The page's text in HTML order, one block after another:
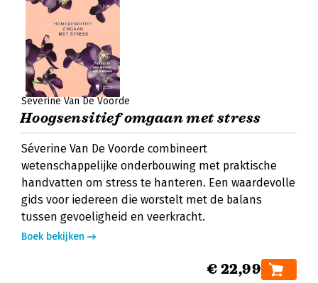
Séverine Van De Voorde
Hoogsensitief omgaan met stress
Séverine Van De Voorde combineert
wetenschappelijke onderbouwing met praktische
handvatten om stress te hanteren. Een waardevolle
gids voor iedereen die worstelt met de balans
tussen gevoeligheid en veerkracht.
Boek bekijken
€ 22,99